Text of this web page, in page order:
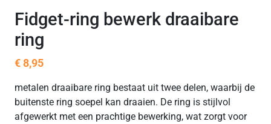
Fidget-ring bewerk draaibare
ring
€8,95
metalen draaibare ring bestaat uit twee delen, waarbij de
buitenste ring soepel kan draaien. De ring is stijlvol
afgewerkt met een prachtige bewerking, wat zorgt voor